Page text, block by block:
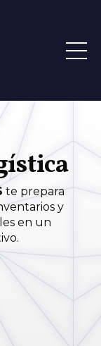
te prepara
y
en un